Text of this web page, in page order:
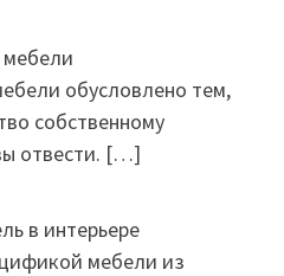
обусловлено тем,
собственному
отвести. […]
в интерьере
мебели из